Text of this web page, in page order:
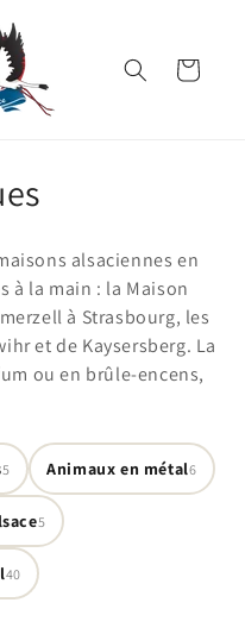
Panier
alsaciennes en
à la main : la Maison
à Strasbourg, les
et de Kaysersberg. La
ou en brûle-encens,
5 Animaux en métal6
5
40